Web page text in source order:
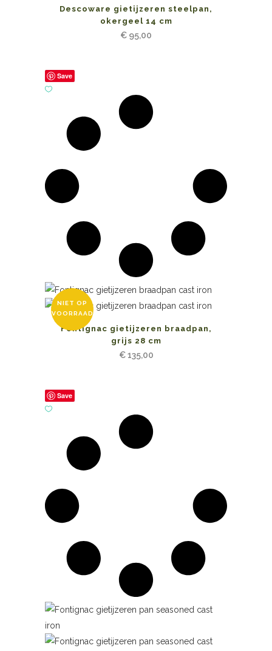
Descoware gietijzeren steelpan,
okergeel 14 cm
€ 95,00
Save
NIET OP
VOORRAAD
Fontignac gietijzeren braadpan,
grijs 28 cm
€135,00
Save